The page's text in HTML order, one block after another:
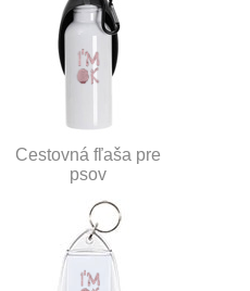
Cestovná fľaša pre
psov